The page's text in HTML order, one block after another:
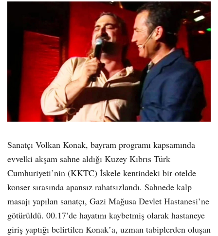
Sanatçı Volkan Konak, bayram programı kapsamında
evvelki akşam sahne aldığı Kuzey Kıbrıs Türk
Cumhuriyeti’nin (KKTC) İskele kentindeki bir otelde
konser sırasında apansız rahatsızlandı. Sahnede kalp
masajı yapılan sanatçı, Gazi Mağusa Devlet Hastanesi’ne
götürüldü. 00.17’de hayatını kaybetmiş olarak hastaneye
giriş yaptığı belirtilen Konak’a, uzman tabiplerden oluşan